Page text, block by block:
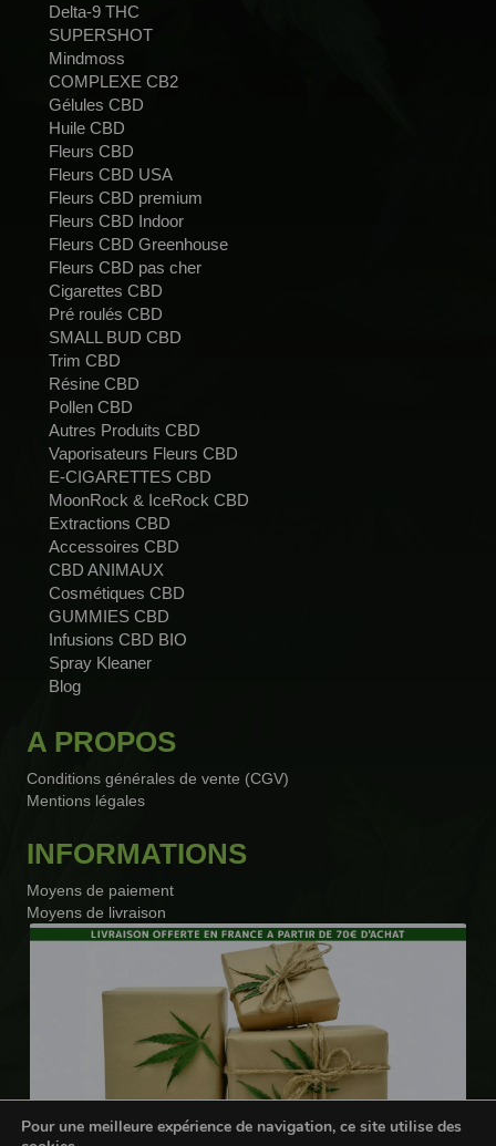
Delta-9 THC
SUPERSHOT
Mindmoss
COMPLEXE CB2
Gélules CBD
Huile CBD
Fleurs CBD
Fleurs CBD USA
Fleurs CBD premium
Fleurs CBD Indoor
Fleurs CBD Greenhouse
Fleurs CBD pas cher
Cigarettes CBD
Pré roulés CBD
SMALL BUD CBD
Trim CBD
Résine CBD
Pollen CBD
Autres Produits CBD
Vaporisateurs Fleurs CBD
E-CIGARETTES CBD
MoonRock & IceRock CBD
Extractions CBD
Accessoires CBD
CBD ANIMAUX
Cosmétiques CBD
GUMMIES CBD
Infusions CBD BIO
Spray Kleaner
Blog
A PROPOS
Conditions générales de vente (CGV)
Mentions légales
INFORMATIONS
Moyens de paiement
Moyens de livraison
Pour une meilleure expérience de navigation, ce site utilise des